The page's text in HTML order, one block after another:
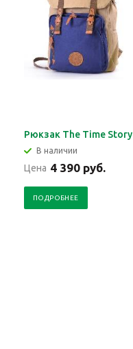
Рюкзак The Time Story
В наличии
Цена 4 390 руб.
ПОДРОБНЕЕ